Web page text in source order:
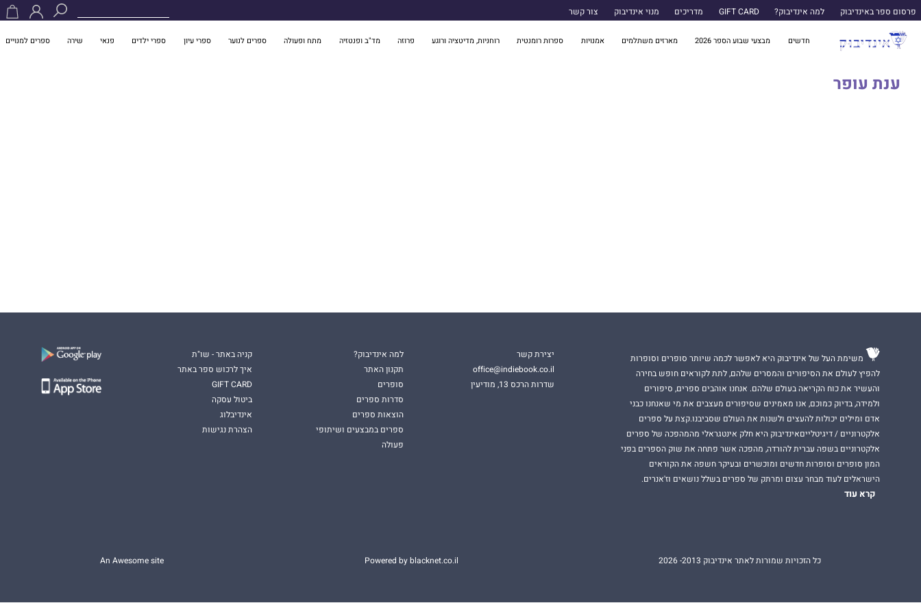
פרסום ספר באינדיבוק למה אינדיבוק? GIFT CARD מדריכים מנוי אינדיבוק צור קשר
חדשים מבצעי שבוע הספר 2026 מארזים משתלמים אמנויות ספרות רומנטית רוחניות, מדיטציה ורוגע פרוזה מד"ב ופנטזיה מתח ופעולה ספרים לנוער ספרי עיון ספרי ילדים פנאי שירה ספרים למנויים
ענת עופר
משימת העל של אינדיבוק היא לאפשר לכמה שיותר סופרים וסופרות
להפיץ לעולם את הסיפורים והמסרים שלהם, לתת לקוראים חופש בחירה
והעשיר את כוח הקריאה בעולם שלהם. אנחנו אוהבים ספרים, סיפורים
ולמידה, בדיוק כמוכם, אנו מאמינים שסיפורים מעצבים את מי שאנחנו כבני
אדם ומילים יכולות להעצים ולשנות את העולם שסביבנו.קצת על ספרים
אלקטרוניים / דיגיטלייםאינדיבוק היא חלק אינטגראלי מהמהפכה של ספרים
אלקטרוניים בשפה עברית להורדה, מהפכה אשר פתחה את שוק הספרים בפני
המון סופרים וסופרות חדשים ומוכשרים ובעיקר חשפה את הקוראים
הישראלים לעוד מבחר עצום ומרתק של ספרים בשלל נושאים וז'אנרים.
קרא עוד
יצירת קשר
office@indiebook.co.il
שדרות הרכס 13, מודיעין
למה אינדיבוק?
תקנון האתר
סופרים
סדרות ספרים
הוצאות ספרים
ספרים במבצעים ושיתופי
פעולה
קניה באתר - שו"ת
איך לרכוש ספר באתר
GIFT CARD
ביטול עסקה
אינדיבלוג
הצהרת נגישות
כל הזכויות שמורות לאתר אינדיבוק 2013- 2026 Powered by blacknet.co.il
An Awesome site